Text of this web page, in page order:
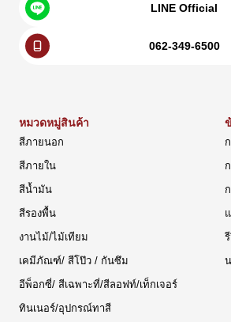
LINE Official
062-349-6500
หมวดหมู่สินค้า
สีภายนอก
สีภายใน
สีน้ำมัน
สีรองพื้น
งานไม้/ไม้เทียม
เคมีภัณฑ์/ สีโป๊ว / กันซึม
อีพ็อกซี่/ สีเฉพาะที่/สีลอฟท์/เท็กเจอร์
ทินเนอร์/อุปกรณ์ทาสี